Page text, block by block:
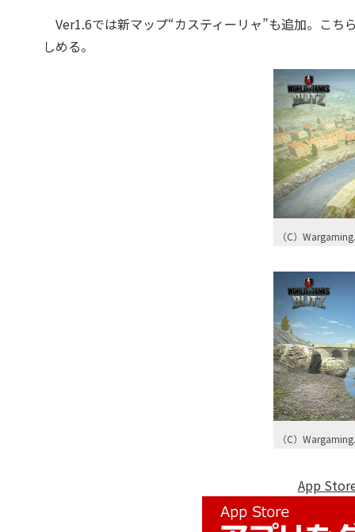
Ver1.6では新マップ“カスティーリャ”も追加。こち
しめる。
（C）
（C）
App